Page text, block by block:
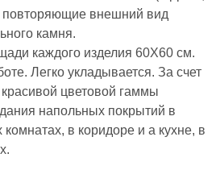
повторяющие внешний вид
камня.
каждого изделия 60Х60 см.
Легко укладывается. За счет
цветовой гаммы
напольных покрытий в
в коридоре и а кухне, в